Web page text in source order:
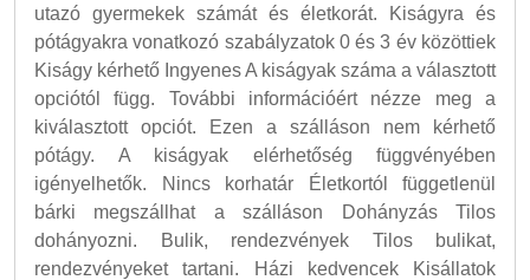
utazó gyermekek számát és életkorát. Kiságyra és
pótágyakra vonatkozó szabályzatok 0 és 3 év közöttiek
Kiságy kérhető Ingyenes A kiságyak száma a választott
opciótól függ. További információért nézze meg a
kiválasztott opciót. Ezen a szálláson nem kérhető
pótágy. A kiságyak elérhetőség függvényében
igényelhetők. Nincs korhatár Életkortól függetlenül
bárki megszállhat a szálláson Dohányzás Tilos
dohányozni. Bulik, rendezvények Tilos bulikat,
rendezvényeket tartani. Házi kedvencek Kisállatok